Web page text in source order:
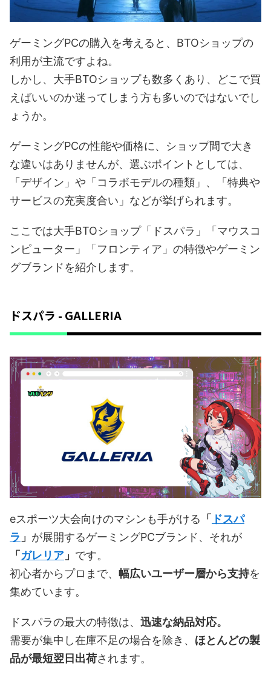
ゲーミングPCの購入を考えると、BTOショップの
利用が主流ですよね。
しかし、大手BTOショップも数多くあり、どこで買
えばいいのか迷ってしまう方も多いのではないでし
ょうか。
ゲーミングPCの性能や価格に、ショップ間で大き
な違いはありませんが、選ぶポイントとしては、
「デザイン」や「コラボモデルの種類」、「特典や
サービスの充実度合い」などが挙げられます。
ここでは大手BTOショップ「ドスパラ」「マウスコ
ンピューター」「フロンティア」の特徴やゲーミン
グブランドを紹介します。
ドスパラ - GALLERIA
eスポーツ大会向けのマシンも手がける 「 ドスパ
ラ 」 が展開するゲーミングPCブランド、それが
「 ガレリア 」 です。
初心者からプロまで、 幅広いユーザー層から支持を
集めています。
ドスパラの最大の特徴は、 迅速な納品対応。
需要が集中し在庫不足の場合を除き、 ほとんどの製
品が最短翌日出荷されます。